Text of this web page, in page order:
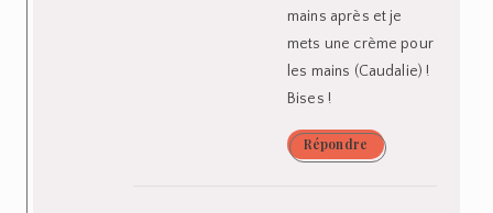
mains après et je
mets une crème pour
les mains (Caudalie) !
Bises !
Répondre